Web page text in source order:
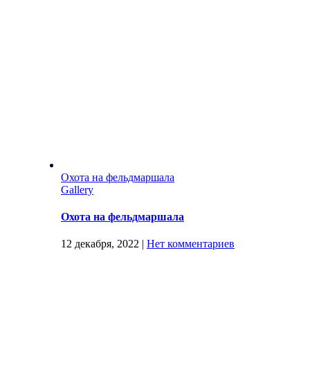
Охота на фельдмаршала
Gallery
Охота на фельдмаршала
12 декабря, 2022 | Нет комментариев